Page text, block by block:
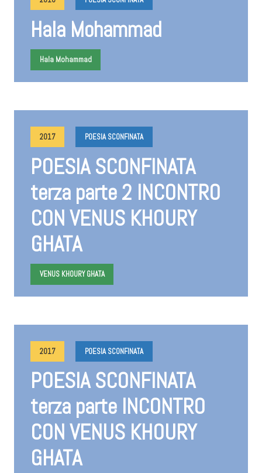
Hala Mohammad
Hala Mohammad
2017 POESIA SCONFINATA
POESIA SCONFINATA
terza parte 2 INCONTRO
CON VENUS KHOURY
GHATA
VENUS KHOURY GHATA
2017 POESIA SCONFINATA
POESIA SCONFINATA
terza parte INCONTRO
CON VENUS KHOURY
GHATA